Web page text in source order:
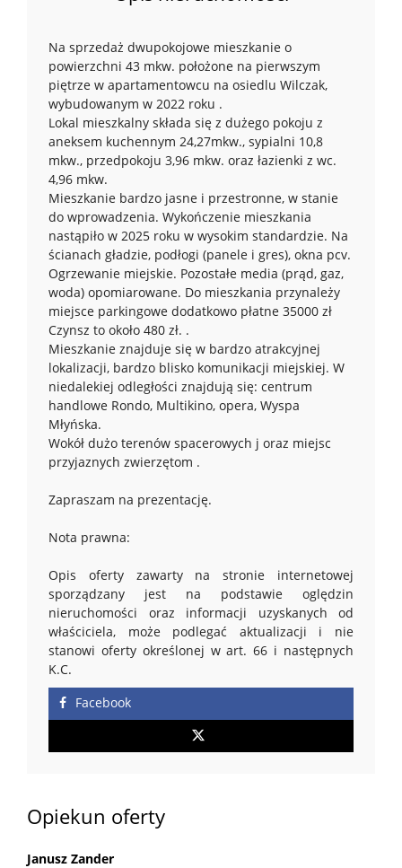
Na sprzedaż dwupokojowe mieszkanie o
powierzchni 43 mkw. położone na pierwszym
piętrze w apartamentowcu na osiedlu Wilczak,
wybudowanym w 2022 roku .
Lokal mieszkalny składa się z dużego pokoju z
aneksem kuchennym 24,27mkw., sypialni 10,8
mkw., przedpokoju 3,96 mkw. oraz łazienki z wc.
4,96 mkw.
Mieszkanie bardzo jasne i przestronne, w stanie
do wprowadzenia. Wykończenie mieszkania
nastąpiło w 2025 roku w wysokim standardzie. Na
ścianach gładzie, podłogi (panele i gres), okna pcv.
Ogrzewanie miejskie. Pozostałe media (prąd, gaz,
woda) opomiarowane. Do mieszkania przynależy
miejsce parkingowe dodatkowo płatne 35000 zł
Czynsz to około 480 zł. .
Mieszkanie znajduje się w bardzo atrakcyjnej
lokalizacji, bardzo blisko komunikacji miejskiej. W
niedalekiej odległości znajdują się: centrum
handlowe Rondo, Multikino, opera, Wyspa
Młyńska.
Wokół dużo terenów spacerowych j oraz miejsc
przyjaznych zwierzętom .
Zapraszam na prezentację.
Nota prawna:
Opis oferty zawarty na stronie internetowej
sporządzany jest na podstawie oględzin
nieruchomości oraz informacji uzyskanych od
właściciela, może podlegać aktualizacji i nie
stanowi oferty określonej w art. 66 i następnych
K.C.
Facebook
Opiekun oferty
Janusz Zander